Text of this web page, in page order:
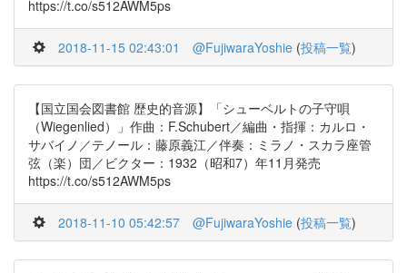
https://t.co/s512AWM5ps
2018-11-15 02:43:01 @FujiwaraYoshie (投稿一覧)
【国立国会図書館 歴史的音源】「シューベルトの子守唄
（Wiegenlied）」作曲：F.Schubert／編曲・指揮：カルロ・
サバイノ／テノール：藤原義江／伴奏：ミラノ・スカラ座管
弦（楽）団／ビクター：1932（昭和7）年11月発売
https://t.co/s512AWM5ps
2018-11-10 05:42:57 @FujiwaraYoshie (投稿一覧)